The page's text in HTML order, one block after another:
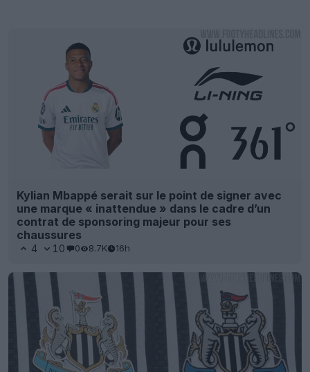
Kylian Mbappé serait sur le point de signer avec
une marque « inattendue » dans le cadre d’un
contrat de sponsoring majeur pour ses
chaussures
4 10 0 8.7K 16h